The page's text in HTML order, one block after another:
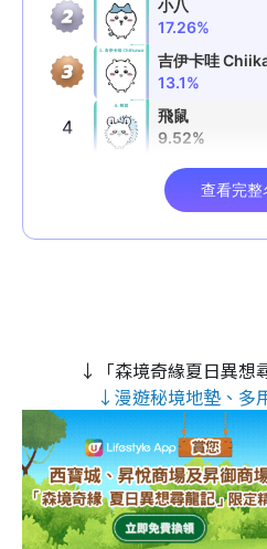
↓「森境奇緣夏日異想
↓漫遊秘境地墊、多